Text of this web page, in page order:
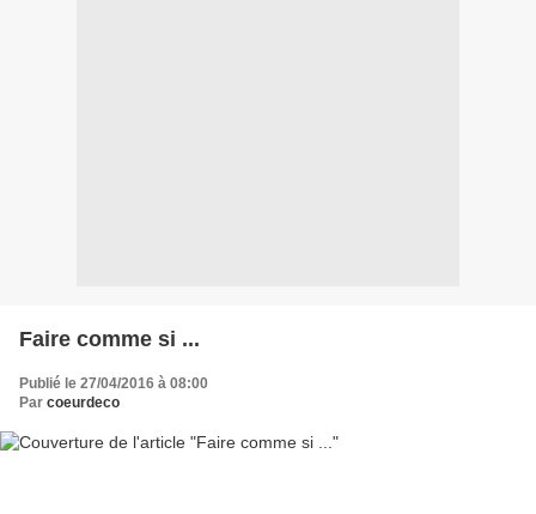
Faire comme si ...
Publié le 27/04/2016 à 08:00
Par coeurdeco